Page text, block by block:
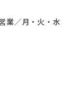
業／月・火・水